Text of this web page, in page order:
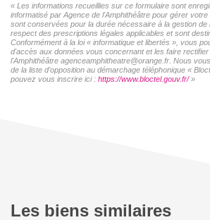
« Les informations recueillies sur ce formulaire sont
informatisé par Agence de l'Amphithéâtre pour gérer
sont conservées pour la durée nécessaire à la gestion de
respect des prescriptions légales applicables et sont
Conformément à la loi « informatique et libertés », vous
d'accès aux données vous concernant et les faire
l'Amphithéâtre agenceamphitheatre@orange.fr. Nous
de la liste d'opposition au démarchage téléphonique «
pouvez vous inscrire ici : https://www.bloctel.gouv.fr/»
Les biens similaires